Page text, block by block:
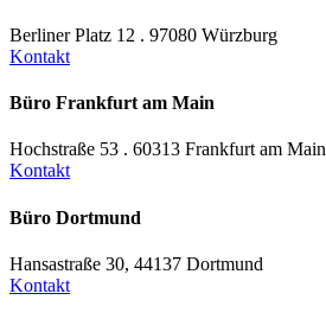
Berliner Platz 12 . 97080 Würzburg
Kontakt
Büro Frankfurt am Main
Hochstraße 53 . 60313 Frankfurt am Main
Kontakt
Büro Dortmund
Hansastraße 30, 44137 Dortmund
Kontakt